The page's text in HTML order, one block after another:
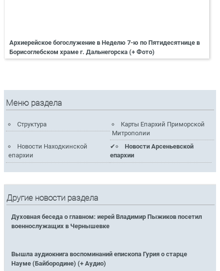
Архиерейское богослужение в Неделю 7-ю по Пятидесятнице в
Борисоглебском храме г. Дальнегорска (+ Фото)
Меню раздела
Структура
Карты Епархий Приморской
Митрополии
Новости Находкинской
епархии
Новости Арсеньевской
епархии
Другие новости раздела
Духовная беседа о главном: иерей Владимир Пыжиков посетил
военнослужащих в Чернышевке
Вышла аудиокнига воспоминаний епископа Гурия о старце
Науме (Байбородине) (+ Аудио)